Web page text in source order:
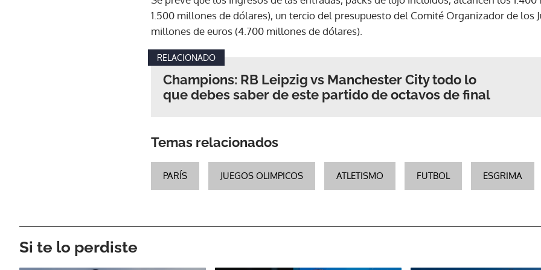
1.500 millones de dólares), un tercio del presupuesto del Comité Organizador de los
millones de euros (4.700 millones de dólares).
RELACIONADO
Champions: RB Leipzig vs Manchester City todo lo
que debes saber de este partido de octavos de final
Temas relacionados
PARÍS JUEGOS OLIMPICOS ATLETISMO FUTBOL ESGRIMA
Si te lo perdiste